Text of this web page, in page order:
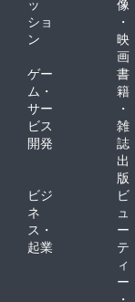
ショ
ン
・
映
画
ゲー
ム・
サー
ビス
開発
書
籍
・
雑
誌
出
版
ビジ
ネ
ス・
起業
ビ
ュ
ー
テ
ィ
ー
・